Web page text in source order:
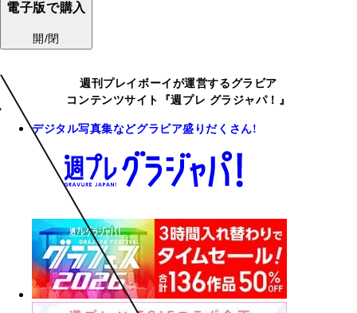
電子版で購入
開/閉
週刊プレイボーイが運営するグラビア
コンテンツサイト『週プレ グラジャパ！』
デジタル写真集などグラビア盛りだくさん!